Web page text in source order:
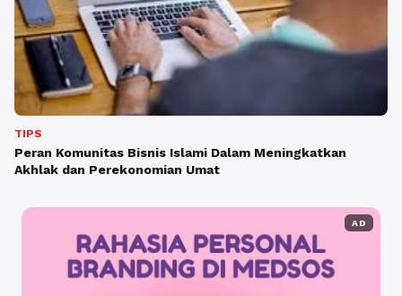
TIPS
Peran Komunitas Bisnis Islami Dalam Meningkatkan
Akhlak dan Perekonomian Umat
AD